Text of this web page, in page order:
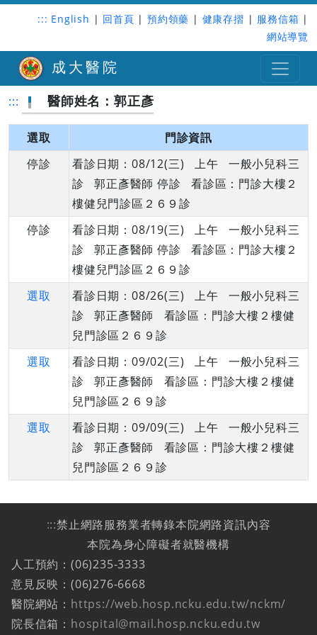
::: English | 回首頁 | 預約領藥 | 健康存摺 | 服務信箱 |
網站導覽
成大醫院
::: 醫師姓名：郭正彥
選取
門診資訊
停診
看診日期：08/12(三) 上午 一般小兒科三
診 郭正彥醫師 停診 看診區：門診大樓２
樓健兒門診區２６９診
停診
看診日期：08/19(三) 上午 一般小兒科三
診 郭正彥醫師 停診 看診區：門診大樓２
樓健兒門診區２６９診
選取
看診日期：08/26(三) 上午 一般小兒科三
診 郭正彥醫師 看診區：門診大樓２樓健
兒門診區２６９診
選取
看診日期：09/02(三) 上午 一般小兒科三
診 郭正彥醫師 看診區：門診大樓２樓健
兒門診區２６９診
選取
看診日期：09/09(三) 上午 一般小兒科三
診 郭正彥醫師 看診區：門診大樓２樓健
兒門診區２６９診
:::禁止網路服務業者轉錄本院網路資訊內容
本院為身心障礙者就醫機構
人工預約：(06)235-3333
意見反映：(06)276-6668
醫院網站： https://web.hosp.ncku.edu.tw/nckm/
院長信箱： hospital@mail.hosp.ncku.edu.tw